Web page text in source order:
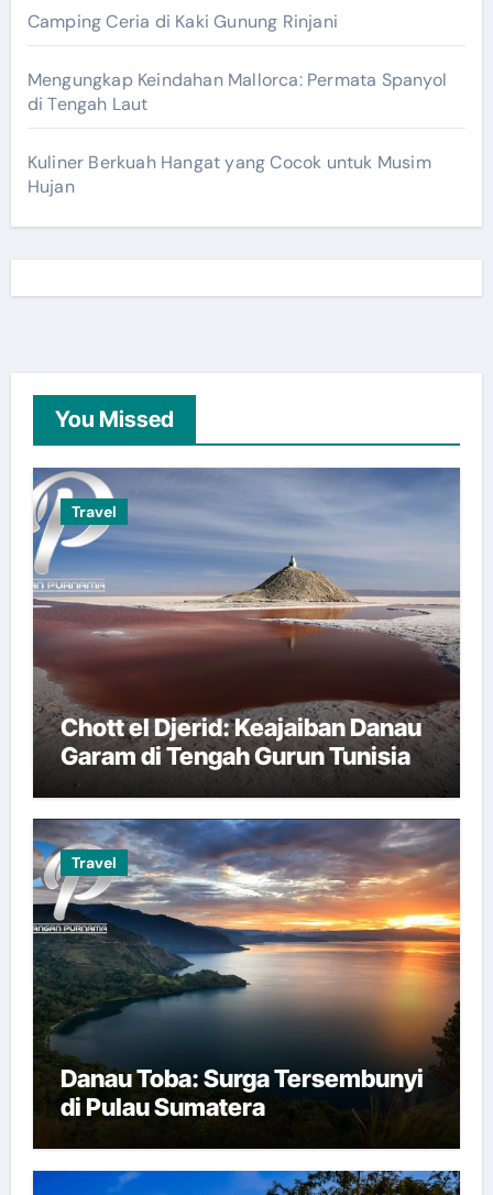
Camping Ceria di Kaki Gunung Rinjani
Mengungkap Keindahan Mallorca: Permata Spanyol
di Tengah Laut
Kuliner Berkuah Hangat yang Cocok untuk Musim
Hujan
You Missed
Travel
Chott el Djerid: Keajaiban Danau
Garam di Tengah Gurun Tunisia
Travel
Danau Toba: Surga Tersembunyi
di Pulau Sumatera